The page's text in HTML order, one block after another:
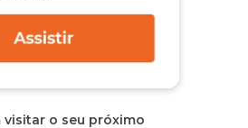
visitar o seu próximo